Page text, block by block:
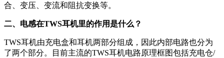
合、变压、变流和阻抗变换等。
二、电感在TWS耳机里的作用是什么？
TWS耳机由充电盒和耳机两部分组成，因此内部电路也分为
了两个部分。目前主流的TWS耳机电路原理框图包括充电仓/